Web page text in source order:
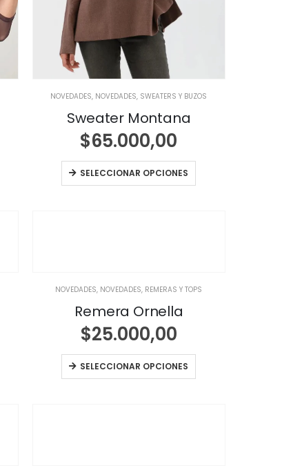
NOVEDADES, NOVEDADES, SWEATERS Y BUZOS
Sweater Montana
$65.000,00
SELECCIONAR OPCIONES
NOVEDADES, NOVEDADES, REMERAS Y TOPS
Remera Ornella
$25.000,00
SELECCIONAR OPCIONES